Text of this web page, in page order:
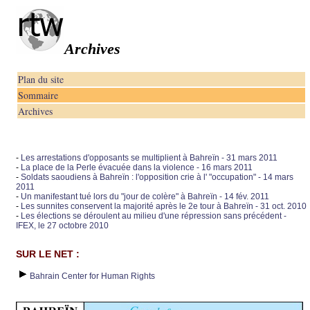
Archives
Plan du site
Sommaire
Archives
- Les arrestations d'opposants se multiplient à Bahreïn - 31 mars 2011
- La place de la Perle évacuée dans la violence - 16 mars 2011
- Soldats saoudiens à Bahreïn : l'opposition crie à l' "occupation" - 14 mars
2011
- Un manifestant tué lors du "jour de colère" à Bahreïn - 14 fév. 2011
- Les sunnites conservent la majorité après le 2e tour à Bahreïn - 31 oct. 2010
- Les élections se déroulent au milieu d'une répression sans précédent -
IFEX, le 27 octobre 2010
SUR LE NET :
Bahrain Center for Human Rights